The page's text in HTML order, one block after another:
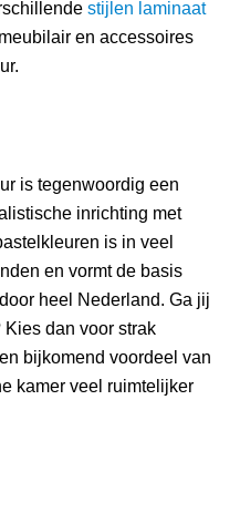
stijlen laminaat
en accessoires
is tegenwoordig een
inrichting met
is in veel
en vormt de basis
heel Nederland. Ga jij
dan voor strak
bijkomend voordeel van
kamer veel ruimtelijker